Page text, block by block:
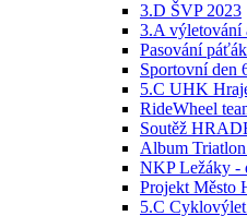
3.D ŠVP 2023
3.A výletování
Pasování
Sportovní den
5.C UHK
RideWheel
Soutěž
Album
NKP Ležáky -
Projekt Město
5.C